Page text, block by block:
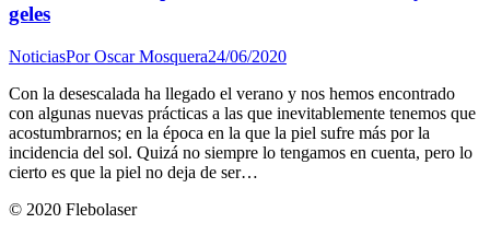
geles
NoticiasPorOscar Mosquera24/06/2020
Con la desescalada ha llegado el verano y nos hemos encontrado
con algunas nuevas prácticas a las que inevitablemente tenemos que
acostumbrarnos; en la época en la que la piel sufre más por la
incidencia del sol. Quizá no siempre lo tengamos en cuenta, pero lo
cierto es que la piel no deja de ser…
© 2020 Flebolaser